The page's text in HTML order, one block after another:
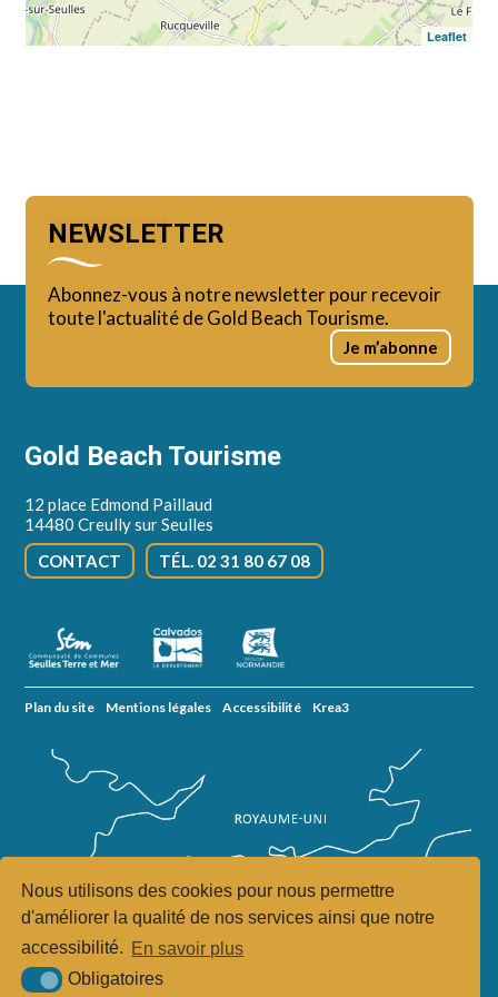
Nous utilisons des cookies pour nous permettre
d'améliorer la qualité de nos services ainsi que notre
accessibilité. En savoir plus
Obligatoires
Leaflet
NEWSLETTER
Abonnez-vous à notre newsletter pour recevoir
toute l'actualité de Gold Beach Tourisme.
Je m’abonne
Gold Beach Tourisme
12 place Edmond Paillaud
14480 Creully sur Seulles
CONTACT
TÉL. 02 31 80 67 08
Plan du site Mentions légales Accessibilité Krea3